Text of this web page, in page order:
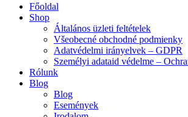
Főoldal
Shop
Általános üzleti feltételek
Všeobecné obchodné podmienky
Adatvédelmi irányelvek – GDPR
Személyi adataid védelme –
Rólunk
Blog
Blog
Események